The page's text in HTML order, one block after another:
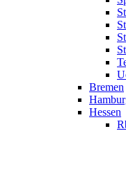
Bremen
Hessen